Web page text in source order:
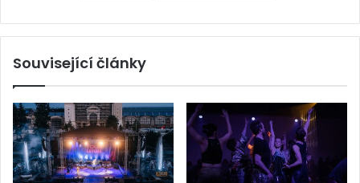
Související články